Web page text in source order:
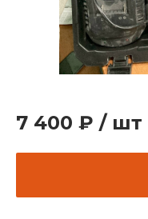
7 400 ₽ / шт